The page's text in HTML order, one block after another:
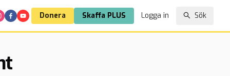
Donera Skaffa PLUS Logga in Sök